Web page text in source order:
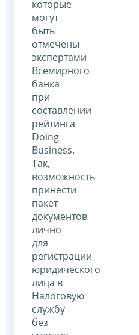
которые
могут
быть
отмечены
экспертами
Всемирного
банка
при
составлении
рейтинга
Doing
Business.
Так,
возможность
принести
пакет
документов
лично
для
регистрации
юридического
лица в
Налоговую
службу
без